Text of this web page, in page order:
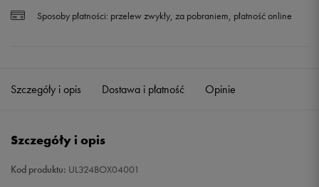
Sposoby płatności: przelew zwykły, za pobraniem, płatność online
Szczegóły i opis Dostawa i płatność Opinie
Szczegóły i opis
Kod produktu: UL324BOX04001